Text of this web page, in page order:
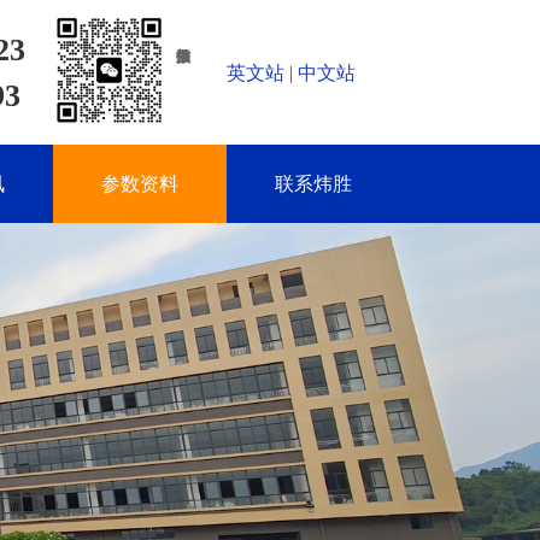
英文站 |中文站
参数资料 联系炜胜